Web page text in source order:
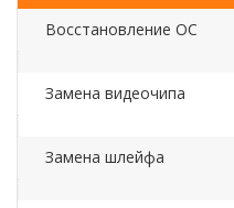
Восстановление ОС
Замена видеочипа
Замена шлейфа